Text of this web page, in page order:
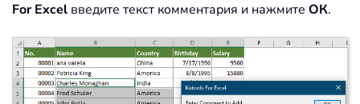
For Excel введите текст комментария и нажмите ОК.